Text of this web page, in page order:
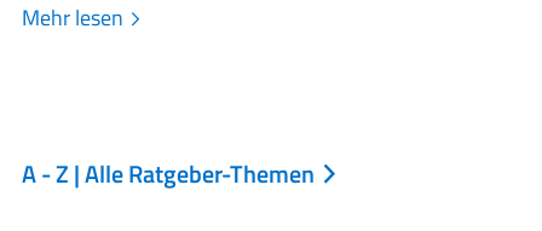
Mehr lesen
A - Z | Alle Ratgeber-Themen